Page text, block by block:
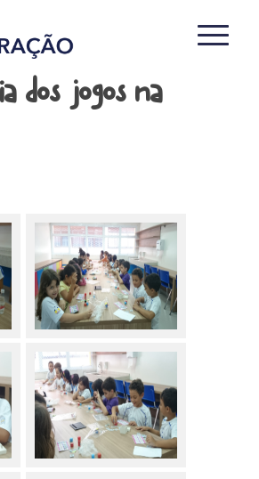
dos jogos na